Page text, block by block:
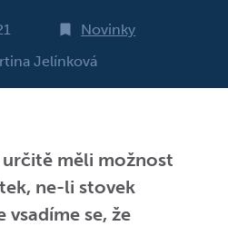
Novinky
Jelínková
měli možnost
ne-li stovek
vsadíme se, že